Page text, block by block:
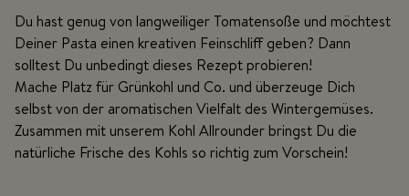
Du hast genug von langweiliger Tomatensoße und möchtest
Deiner Pasta einen kreativen Feinschliff geben? Dann
solltest Du unbedingt dieses Rezept probieren!
Mache Platz für Grünkohl und Co. und überzeuge Dich
selbst von der aromatischen Vielfalt des Wintergemüses.
Zusammen mit unserem Kohl Allrounder bringst Du die
natürliche Frische des Kohls so richtig zum Vorschein!